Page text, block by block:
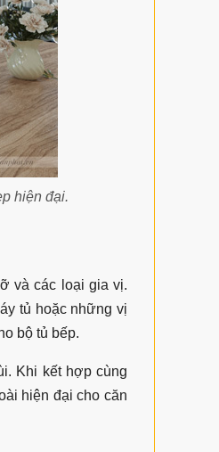
hiện đại.
và các loại gia vị.
tủ hoặc những vị
bộ tủ bếp.
Khi kết hợp cùng
hiện đại cho căn